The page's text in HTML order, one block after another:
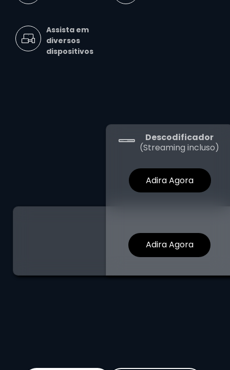
Assista em
diversos
dispositivos
Descodificador
(Streaming incluso)
Adira Agora
Adira Agora